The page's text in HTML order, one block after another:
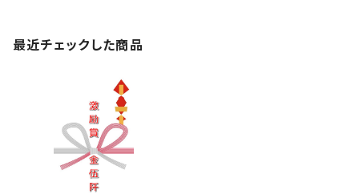
最近チェックした商品